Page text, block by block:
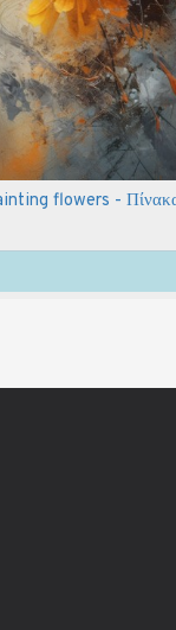
flowers -